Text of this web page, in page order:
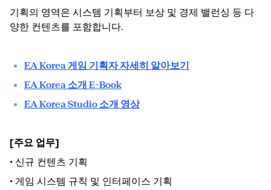
기획의 영역은 시스템 기획부터 보상 및 경제 밸런싱 등 다
양한 컨텐츠를 포함합니다.
EA Korea 게임 기획자 자세히 알아보기
EA Korea 소개 E-Book
EA Korea Studio 소개 영상
[주요 업무]
• 신규 컨텐츠 기획
•게임 시스템 규칙 및 인터페이스 기획